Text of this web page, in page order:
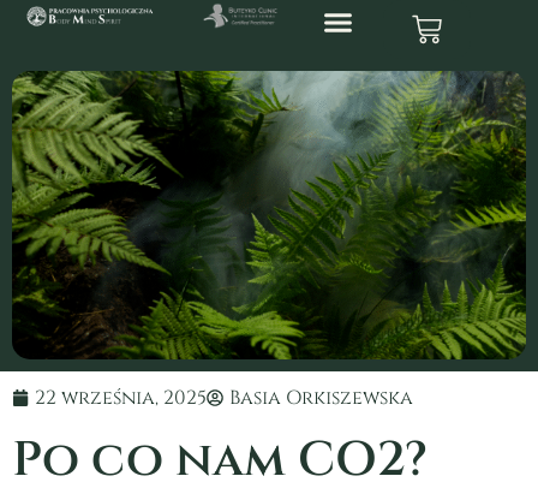
22 września, 2025 Basia Orkiszewska
Po co nam CO2?